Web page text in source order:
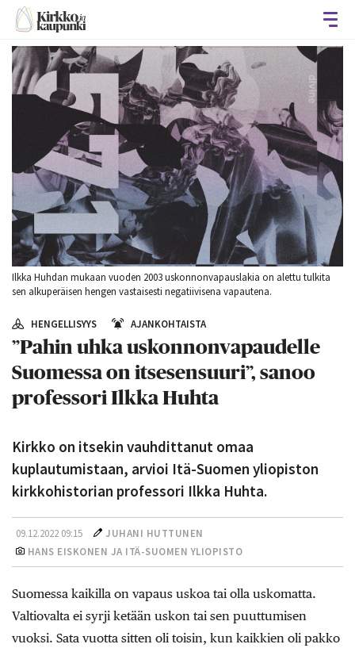
Ilkka Huhdan mukaan vuoden 2003 uskonnonvapauslakia on alettu tulkita
sen alkuperäisen hengen vastaisesti negatiivisena vapautena.
HENGELLISYYS AJANKOHTAISTA
”Pahin uhka uskonnonvapaudelle
Suomessa on itsesensuuri”, sanoo
professori Ilkka Huhta
Kirkko on itsekin vauhdittanut omaa
kuplautumistaan, arvioi Itä-Suomen yliopiston
kirkkohistorian professori Ilkka Huhta.
09.12.2022 09:15
JUHANI HUTTUNEN
HANS EISKONEN JA ITÄ-SUOMEN YLIOPISTO
Suomessa kaikilla on vapaus uskoa tai olla uskomatta.
Valtiovalta ei syrji ketään uskon tai sen puuttumisen
vuoksi. Sata vuotta sitten oli toisin, kun kaikkien oli pakko